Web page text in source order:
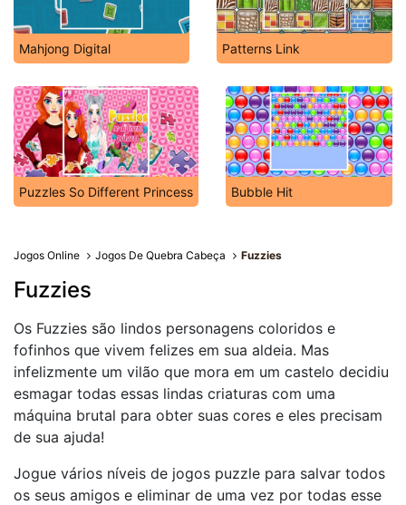
Mahjong Digital Patterns Link
Puzzles So Different Princess Bubble Hit
Jogos Online Jogos De Quebra Cabeça Fuzzies
Fuzzies
Os Fuzzies são lindos personagens coloridos e
fofinhos que vivem felizes em sua aldeia. Mas
infelizmente um vilão que mora em um castelo decidiu
esmagar todas essas lindas criaturas com uma
máquina brutal para obter suas cores e eles precisam
de sua ajuda!
Jogue vários níveis de jogos puzzle para salvar todos
os seus amigos e eliminar de uma vez por todas esse